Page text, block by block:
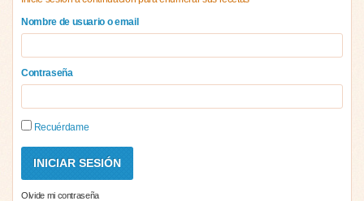
Nombre de usuario o email
Contraseña
Recuérdame
Olvide mi contraseña